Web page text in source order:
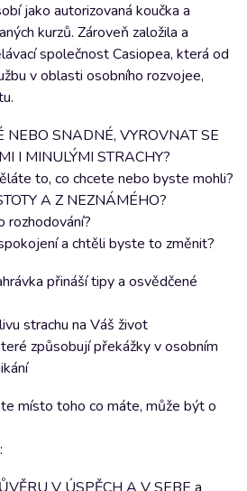
jako autorizovaná koučka a
kurzů. Zároveň založila a
společnost Casiopea, která od
v oblasti osobního rozvojee,
NEBO SNADNÉ, VYROVNAT SE
I MINULÝMI STRACHY?
to, co chcete nebo byste mohli?
A Z NEZNÁMÉHO?
rozhodování?
a chtěli byste to změnit?
přináší tipy a osvědčené
strachu na Váš život
způsobují překážky v osobním
místo toho co máte, může být o